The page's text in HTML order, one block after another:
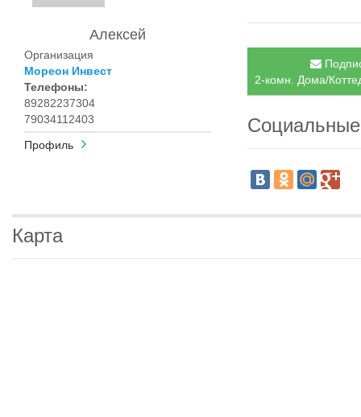
Алексей
Организация
Мореон Инвест
Телефоны:
89282237304
79034112403
Профиль
2-комн. Дома/
Карта